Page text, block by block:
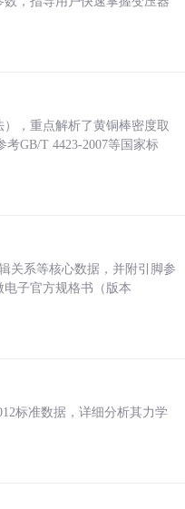
，重点解析了黄铜棒密度取
GB/T 4423-2007等国家标
关系等核心数据，并附引脚参
子官方规格书（版本
标准数据，详细分析其力学